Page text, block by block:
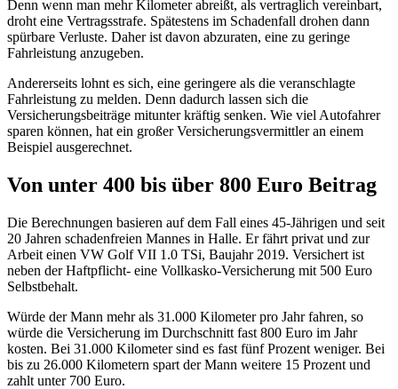
Denn wenn man mehr Kilometer abreißt, als vertraglich vereinbart,
droht eine Vertragsstrafe. Spätestens im Schadenfall drohen dann
spürbare Verluste. Daher ist davon abzuraten, eine zu geringe
Fahrleistung anzugeben.
Andererseits lohnt es sich, eine geringere als die veranschlagte
Fahrleistung zu melden. Denn dadurch lassen sich die
Versicherungsbeiträge mitunter kräftig senken. Wie viel Autofahrer
sparen können, hat ein großer Versicherungsvermittler an einem
Beispiel ausgerechnet.
Von unter 400 bis über 800 Euro Beitrag
Die Berechnungen basieren auf dem Fall eines 45-Jährigen und seit
20 Jahren schadenfreien Mannes in Halle. Er fährt privat und zur
Arbeit einen VW Golf VII 1.0 TSi, Baujahr 2019. Versichert ist
neben der Haftpflicht- eine Vollkasko-Versicherung mit 500 Euro
Selbstbehalt.
Würde der Mann mehr als 31.000 Kilometer pro Jahr fahren, so
würde die Versicherung im Durchschnitt fast 800 Euro im Jahr
kosten. Bei 31.000 Kilometer sind es fast fünf Prozent weniger. Bei
bis zu 26.000 Kilometern spart der Mann weitere 15 Prozent und
zahlt unter 700 Euro.